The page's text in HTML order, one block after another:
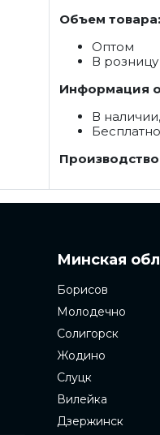
Объем товара:
Оптом
В розницу
Информация о
В
Минская
Борисов
Молодечно
Солигорск
Жодино
Слуцк
Вилейка
Дзержинск